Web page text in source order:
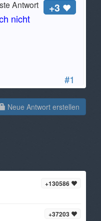
#1
+3
Antwort
nicht
Neue Antwort erstellen
+130586
+37203